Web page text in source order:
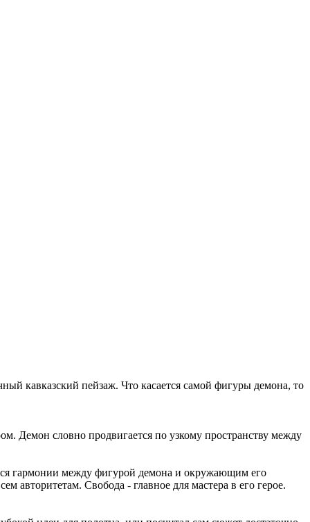
кавказский пейзаж. Что касается самой фигуры демона, то
Демон словно продвигается по узкому пространству между
гармонии между фигурой демона и окружающим его
авторитетам. Свобода - главное для мастера в его герое.